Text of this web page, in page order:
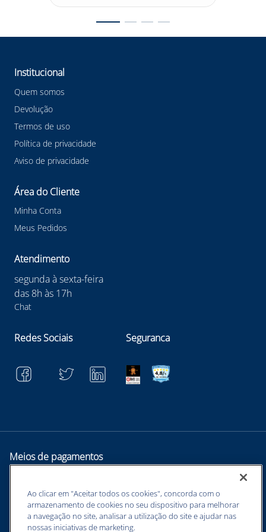
Institucional
Quem somos
Devolução
Termos de uso
Política de privacidade
Aviso de privacidade
Área do Cliente
Minha Conta
Meus Pedidos
Atendimento
segunda à sexta-feira
das 8h às 17h
Chat
Redes Sociais Seguranca
Meios de pagamentos
Ao clicar em "Aceitar todos os cookies", concorda com o
armazenamento de cookies no seu dispositivo para melhorar
a navegação no site, analisar a utilização do site e ajudar nas
nossas iniciativas de marketing.